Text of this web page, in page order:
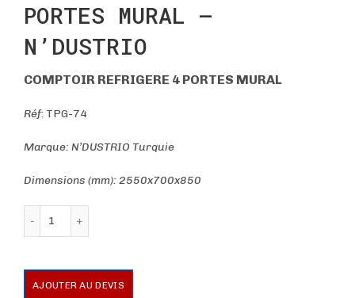
PORTES MURAL –
N’DUSTRIO
COMPTOIR REFRIGERE 4 PORTES MURAL
Réf: TPG-74
Marque: N’DUSTRIO Turquie
Dimensions (mm): 2550x700x850
AJOUTER AU DEVIS